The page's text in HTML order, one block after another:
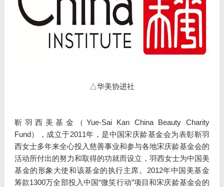
△华美协进社
靳羽西美基金（Yue-Sai Kan China Beauty Charity
Fund），成立于2011年，是中国宋庆龄基金会为表彰靳羽
西女士多年来全心投入慈善事业和参与各地宋庆龄基金会的
活动所付出的努力和取得的功就而设立，羽西女士为中国美
基金的形象大使和该基金的执行主席。2012年中国美基金
筹款1300万全部投入中国“微笑行动”项目和宋庆龄基金会的